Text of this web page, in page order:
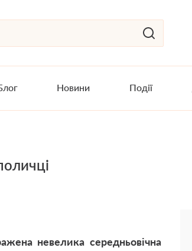
Новини Події
невелика середньовічна